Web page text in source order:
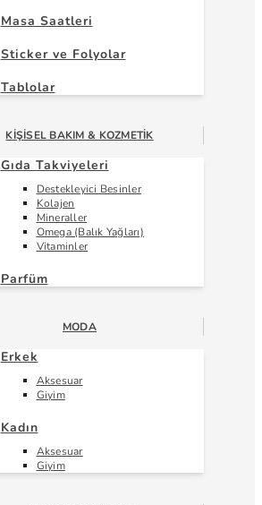
Masa Saatleri
Sticker ve Folyolar
Tablolar
KIŞISEL BAKIM & KOZMETIK
Gıda Takviyeleri
Destekleyici Besinler
Kolajen
Mineraller
Omega (Balık Yağları)
Vitaminler
Parfüm
MODA
Erkek
Aksesuar
Giyim
Kadın
Aksesuar
Giyim